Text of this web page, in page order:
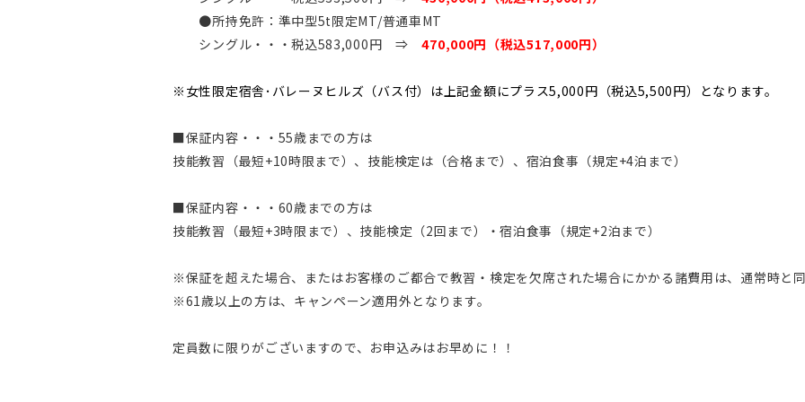
●所持免許：準中型5t限定MT/普通車MT
シングル・・・税込583,000円 ⇒470,000円（税込517,000円）
※女性限定宿舎･バレーヌヒルズ（バス付）は上記金額にプラス5,000円（税込5,500円）となります。
■保証内容・・・55歳までの方は
技能教習（最短+10時限まで）、技能検定は（合格まで）、宿泊食事（規定+4泊まで）
■保証内容・・・60歳までの方は
技能教習（最短+3時限まで）、技能検定（2回まで）・宿泊食事（規定+2泊まで）
※保証を超えた場合、またはお客様のご都合で教習・検定を欠席された場合にかかる諸費用は、通常時と同
※61歳以上の方は、キャンペーン適用外となります。
定員数に限りがございますので、お申込みはお早めに！！